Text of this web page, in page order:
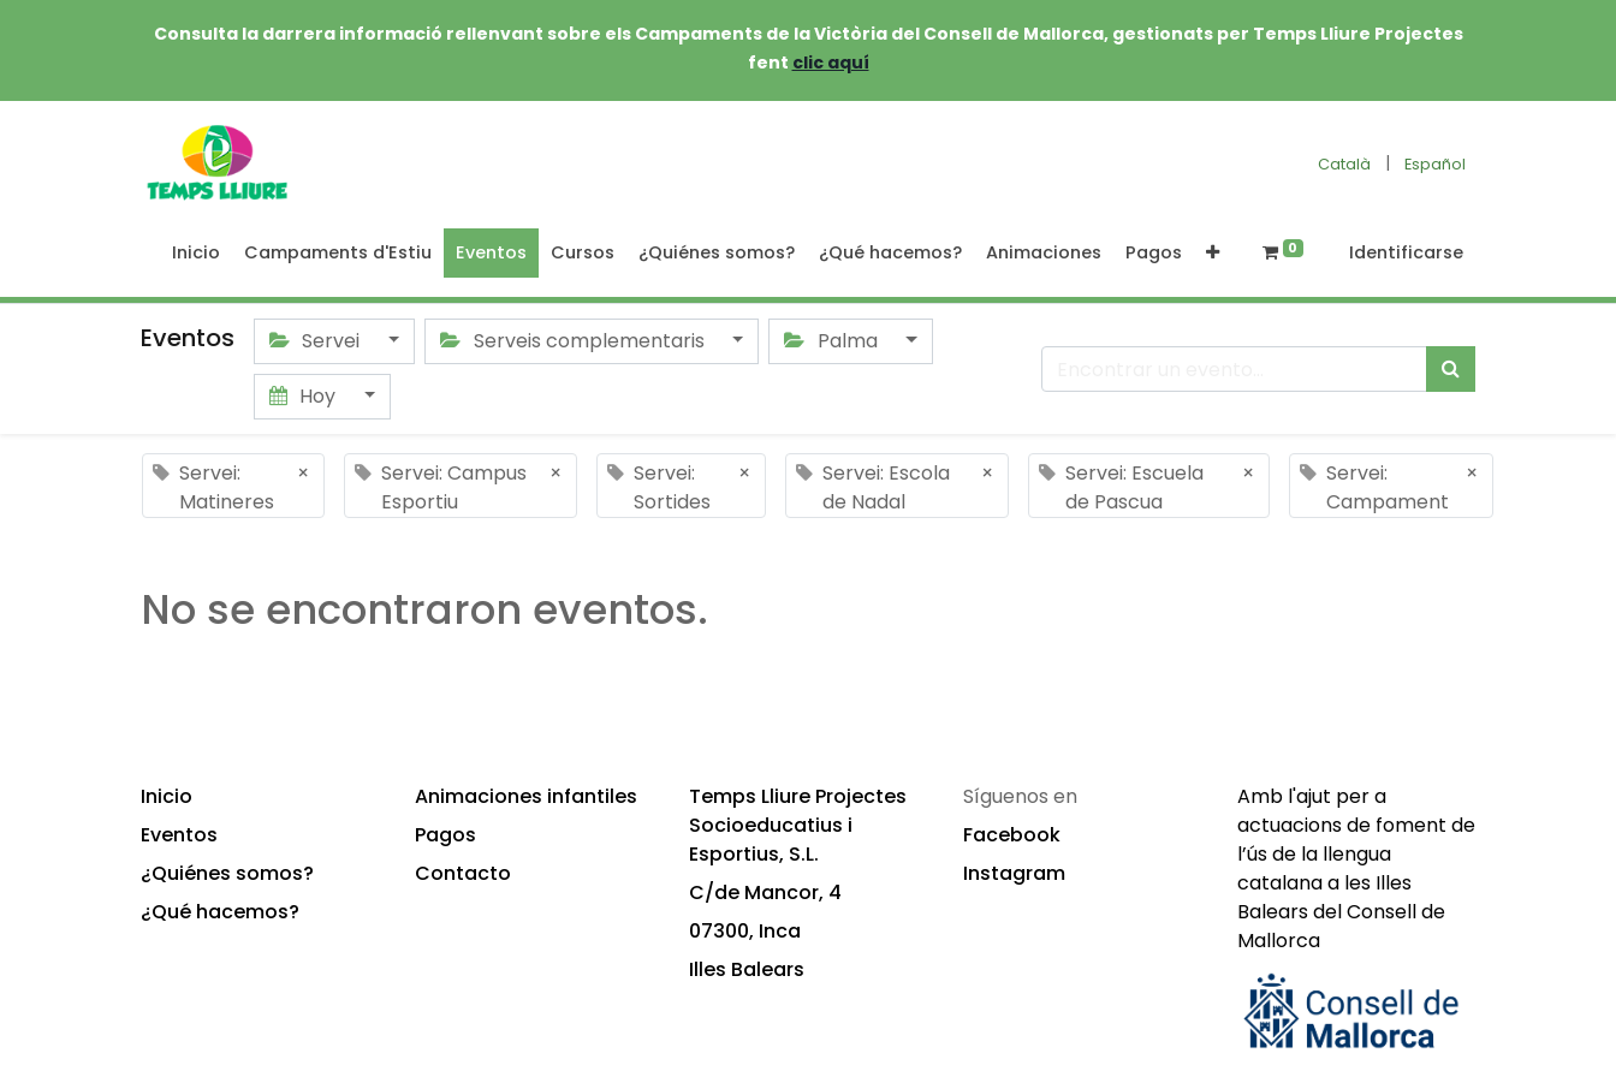
Consulta la darrera informació rellenvant sobre els Campaments de la Victòria del Consell de Mallorca, gestionats per Temps Lliure Projectes
fent clic aquí
Català | Español
Inicio Campaments d'Estiu Eventos Cursos ¿Quiénes somos? ¿Qué hacemos? Animaciones Pagos 0 Identificarse
Eventos Servei Serveis complementaris
Palma
Hoy
Servei:
Matineres
×
Servei: Campus
Esportiu
×
Servei:
Sortides
×
Servei: Escola
de Nadal
×
Servei: Escuela
de Pascua
×
Servei:
Campament
×
No se encontraron eventos.
Inicio
Eventos
¿Quiénes somos?
¿Qué hacemos?
Animaciones infantiles
Pagos
Contacto
Temps Lliure Projectes
Socioeducatius i
Esportius, S.L.
C/de Mancor, 4
07300, Inca
Illes Balears
Síguenos en
Facebook
Instagram
Amb l'ajut per a
actuacions de foment de
l’ús de la llengua
catalana a les Illes
Balears del Consell de
Mallorca